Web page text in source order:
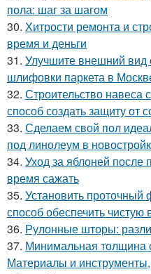
пола: шаг за шагом
30. Хитрости ремонта и
время и деньги
31. Улучшите внешний
шлифовки паркета в
32. Строительство навеса
способ создать защиту от
33. Сделаем свой пол
под линолеум в
34. Уход за яблоней после
время сажать
35. Установить проточный
способ обеспечить
36. Рулонные шторы:
37. Минимальная толщина
Материалы и